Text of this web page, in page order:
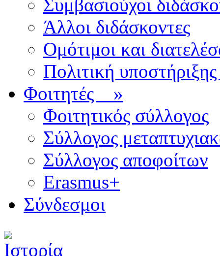
Συμβασιούχοι
Άλλοι διδάσκοντες
Ομότιμοι και
Πολιτική
Φοιτητές »
Φοιτητικός σύλλογος
Σύλλογος
Σύλλογος αποφοίτων
Erasmus+
Σύνδεσμοι